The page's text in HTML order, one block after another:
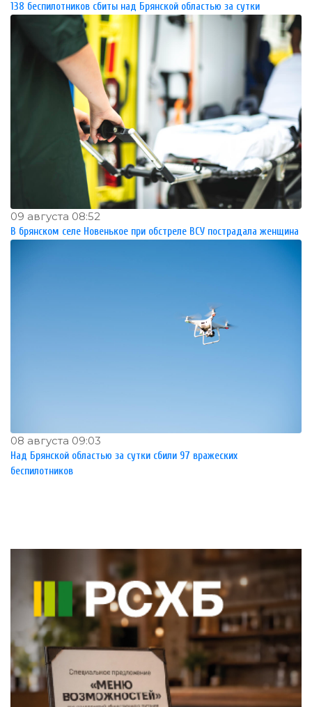
138 беспилотников сбиты над Брянской областью за сутки
09 августа 08:52
В брянском селе Новенькое при обстреле ВСУ пострадала женщина
08 августа 09:03
Над Брянской областью за сутки сбили 97 вражеских
беспилотников